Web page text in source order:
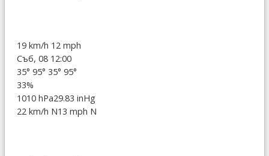
19 km/h 12 mph
Съб, 08 12:00
35° 95° 35° 95°
33%
1010 hPa29.83 inHg
22 km/h N13 mph N